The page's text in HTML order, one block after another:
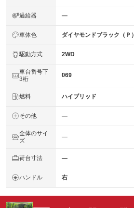
過給器 ―
車体色 ダイヤモンドブラック（Ｐ）
駆動方式 2WD
車台番号下
3桁
069
燃料 ハイブリッド
その他 ―
全体のサイ
ズ
―
荷台寸法 ―
ハンドル 右